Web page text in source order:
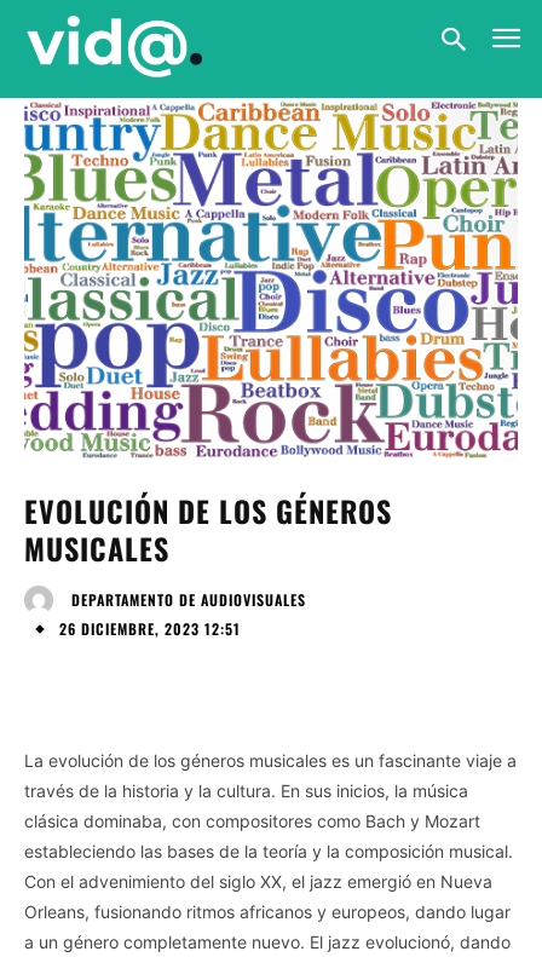
EVOLUCIÓN DE LOS GÉNEROS
MUSICALES
DEPARTAMENTO DE AUDIOVISUALES
26 DICIEMBRE, 2023 12:51
La evolución de los géneros musicales es un fascinante viaje a
través de la historia y la cultura. En sus inicios, la música
clásica dominaba, con compositores como Bach y Mozart
estableciendo las bases de la teoría y la composición musical.
Con el advenimiento del siglo XX, el jazz emergió en Nueva
Orleans, fusionando ritmos africanos y europeos, dando lugar
a un género completamente nuevo. El jazz evolucionó, dando